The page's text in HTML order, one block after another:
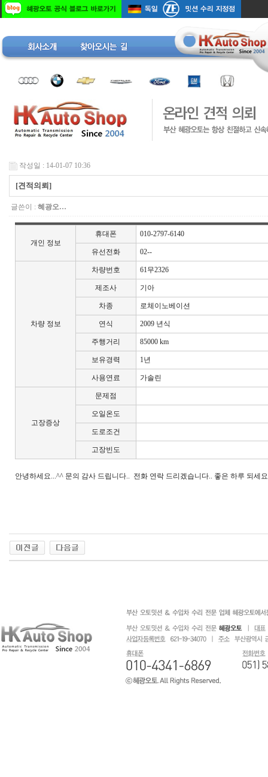
작성일 : 14-01-07 10:36
[견적의뢰]
글쓴이 : 혜광오…
개인 정보
휴대폰 010-2797-6140
유선전화 02--
차량 정보
차량번호 61무2326
제조사 기아
차종 로체이노베이션
연식 2009 년식
주행거리 85000 km
보유경력 1년
사용연료 가솔린
고장증상
문제점
오일온도
도로조건
고장빈도
안녕하세요...^^ 문의 감사 드립니다.. 전화 연락 드리겠습니다.. 좋은 하루 되세